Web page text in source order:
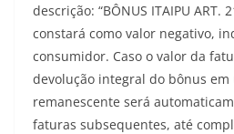
descrição: “BÔNUS ITAIPU ART.
constará como valor negativo,
consumidor. Caso o valor da
devolução integral do bônus em
remanescente será
faturas subsequentes, até